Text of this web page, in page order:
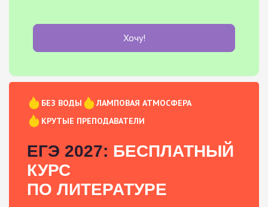
Хочу!
БЕЗ ВОДЫ
ЛАМПОВАЯ АТМОСФЕРА
КРУТЫЕ ПРЕПОДАВАТЕЛИ
ЕГЭ 2027: БЕСПЛАТНЫЙ
КУРС
ПО ЛИТЕРАТУРЕ